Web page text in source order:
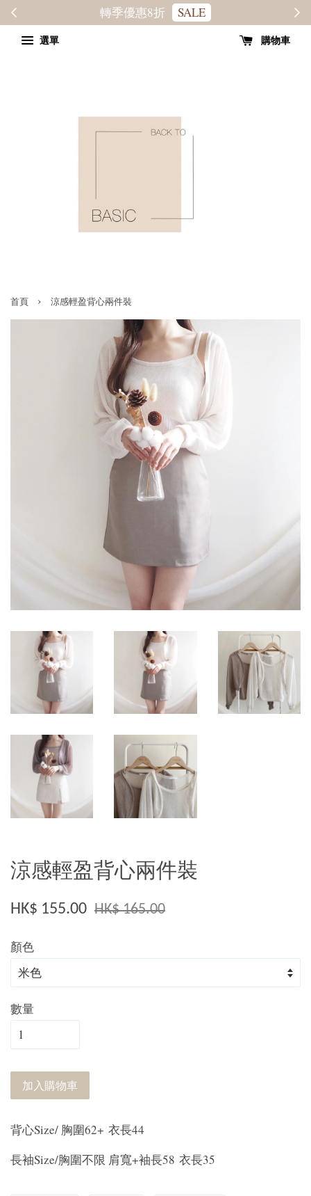
轉季優惠8折 SALE
選單 購物車
首頁 › 涼感輕盈背心兩件裝
涼感輕盈背心兩件裝
HK$ 155.00 HK$ 165.00
顏色
數量
加入購物車
背心Size/ 胸圍62+ 衣長44
長袖Size/胸圍不限 肩寬+袖長58 衣長35